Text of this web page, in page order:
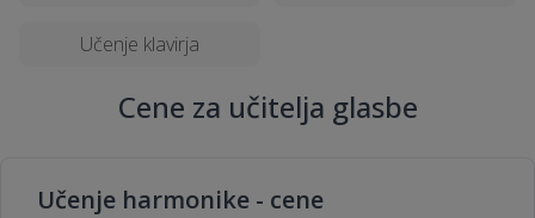
Učenje klavirja
Cene za učitelja glasbe
Učenje harmonike - cene